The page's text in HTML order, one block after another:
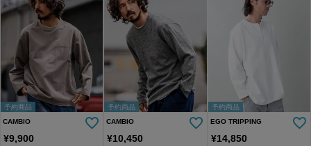
予約商品
CAMBIO
¥9,900
予約商品
CAMBIO
¥10,450
予約商品
EGO TRIPPING
¥14,850